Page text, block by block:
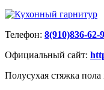
Телефон: 8(910)836-62-
Официальный сайт:
Полусухая стяжка